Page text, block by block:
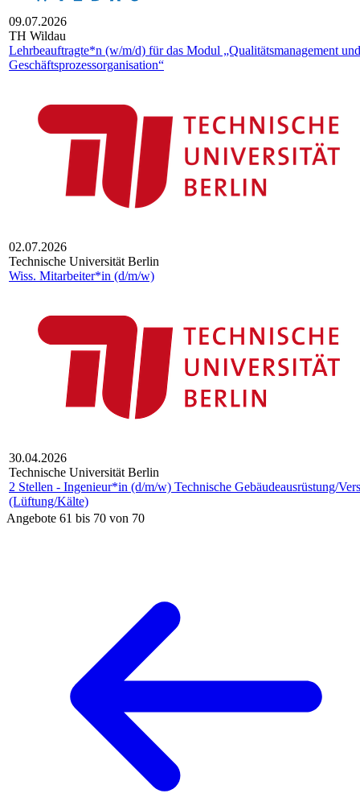
09.07.2026
TH Wildau
Lehrbeauftragte*n (w/m/d) für das Modul „Qualitätsmanagement und
Geschäftsprozessorganisation“
02.07.2026
Technische Universität Berlin
Wiss. Mit­ar­bei­ter*in (d/m/w)
30.04.2026
Technische Universität Berlin
2 Stellen - Ingenieur*in (d/m/w) Technische Gebäudeausrüstung/
(Lüftung/Kälte)
Angebote 61 bis 70 von 70